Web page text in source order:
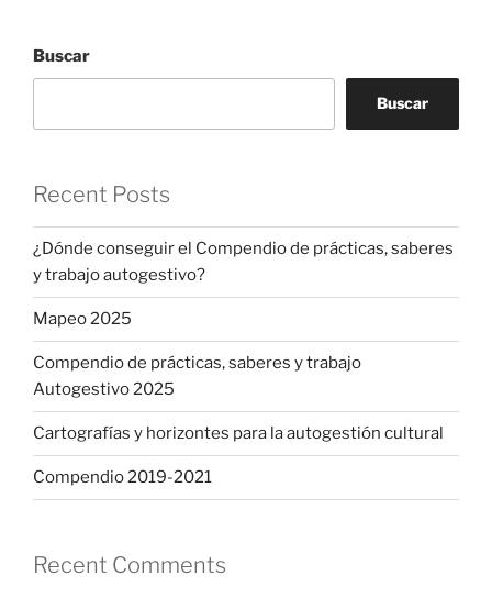
Buscar
Buscar
Recent Posts
¿Dónde conseguir el Compendio de prácticas, saberes
y trabajo autogestivo?
Mapeo 2025
Compendio de prácticas, saberes y trabajo
Autogestivo 2025
Cartografías y horizontes para la autogestión cultural
Compendio 2019-2021
Recent Comments